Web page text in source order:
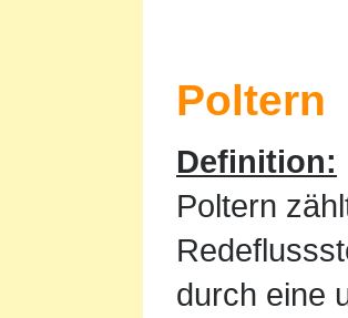
Poltern
Definition:
Poltern
durch eine